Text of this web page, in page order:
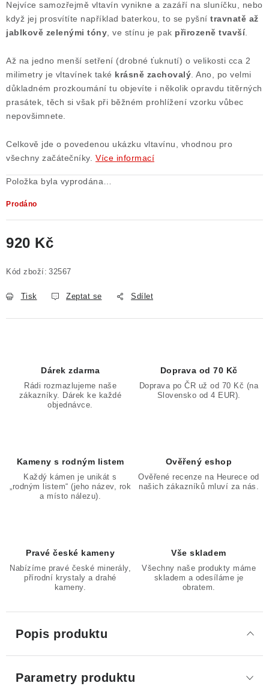
Nejvíce samozřejmě vltavín vynikne a zazáří na sluníčku, nebo
když jej prosvítíte například baterkou, to se pyšní travnatě až
jablkově zelenými tóny , ve stínu je pak přirozeně tvavší.
Až na jedno menší setření (drobné ťuknutí) o velikosti cca 2
milimetry je vltavínek také krásně zachovalý . Ano, po velmi
důkladném prozkoumání tu objevíte i několik opravdu titěrných
prasátek, těch si však při běžném prohlížení vzorku vůbec
nepovšimnete.
Celkově jde o povedenou ukázku vltavínu, vhodnou pro
všechny začátečníky. Více informací
Položka byla vyprodána…
Prodáno
920 Kč
Kód zboží: 32567
Tisk Zeptat se Sdílet
Dárek zdarma
Rádi rozmazlujeme naše
zákazníky. Dárek ke každé
objednávce.
Doprava od 70 Kč
Doprava po ČR už od 70 Kč (na
Slovensko od 4 EUR).
Kameny s rodným listem
Každý kámen je unikát s
„rodným listem“ (jeho název, rok
a místo nálezu).
Ověřený eshop
Ověřené recenze na Heurece od
našich zákazníků mluví za nás.
Pravé české kameny
Nabízíme pravé české minerály,
přírodní krystaly a drahé
kameny.
Vše skladem
Všechny naše produkty máme
skladem a odesíláme je
obratem.
Popis produktu
Parametry produktu